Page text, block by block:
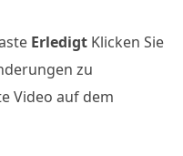
Erledigt Klicken Sie
zu
Video auf dem